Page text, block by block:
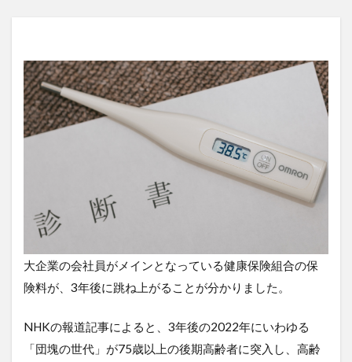
大企業の会社員がメインとなっている健康保険組合の保
険料が、3年後に跳ね上がることが分かりました。
NHKの報道記事によると、3年後の2022年にいわゆる
「団塊の世代」が75歳以上の後期高齢者に突入し、高齢